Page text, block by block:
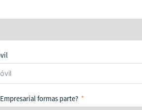
formas parte?